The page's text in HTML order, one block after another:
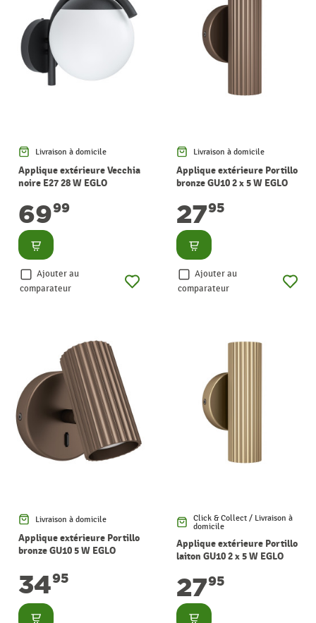
Livraison à domicile
Applique extérieure Vecchia
noire E27 28 W EGLO
6999
Consulter
Ajouter au
comparateur
Livraison à domicile
Applique extérieure Portillo
bronze GU10 2 x 5 W EGLO
2795
Consulter
Ajouter au
comparateur
Livraison à domicile
Applique extérieure Portillo
bronze GU10 5 W EGLO
3495
Consulter
Click & Collect / Livraison à
domicile
Applique extérieure Portillo
laiton GU10 2 x 5 W EGLO
2795
Consulter